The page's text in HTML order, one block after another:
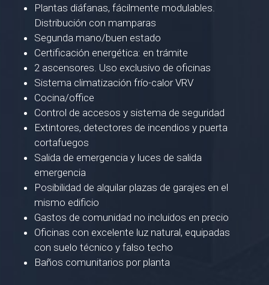
Plantas diáfanas, fácilmente modulables.
Distribución con mamparas
Segunda mano/buen estado
Certificación energética: en trámite
2 ascensores. Uso exclusivo de oficinas
Sistema climatización frío-calor VRV
Cocina/office
Control de accesos y sistema de seguridad
Extintores, detectores de incendios y puerta
cortafuegos
Salida de emergencia y luces de salida
emergencia
Posibilidad de alquilar plazas de garajes en el
mismo edificio
Gastos de comunidad no incluidos en precio
Oficinas con excelente luz natural, equipadas
con suelo técnico y falso techo
Baños comunitarios por planta